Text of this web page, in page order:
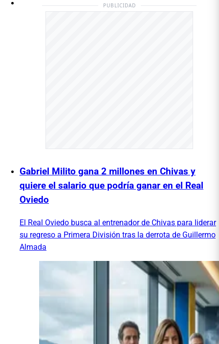
PUBLICIDAD
Gabriel Milito gana 2 millones en Chivas y
quiere el salario que podría ganar en el Real
Oviedo
El Real Oviedo busca al entrenador de Chivas para liderar
su regreso a Primera División tras la derrota de Guillermo
Almada